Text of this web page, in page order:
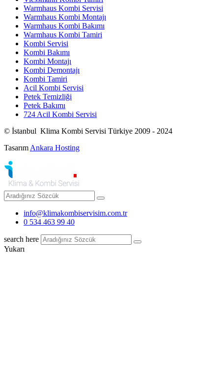
Warmhaus Kombi Servisi
Warmhaus Kombi Montajı
Warmhaus Kombi Bakımı
Warmhaus Kombi Tamiri
Kombi Servisi
Kombi Bakımı
Kombi Montajı
Kombi Demontajı
Kombi Tamiri
Acil Kombi Servisi
Petek Temizliği
Petek Bakımı
724 Acil Kombi Servisi
© İstanbul Klima Kombi Servisi Türkiye 2009 - 2024
TasarımAnkara Hosting
info@klimakombiservisim.com.tr
0 534 463 99 40
search here
Yukarı